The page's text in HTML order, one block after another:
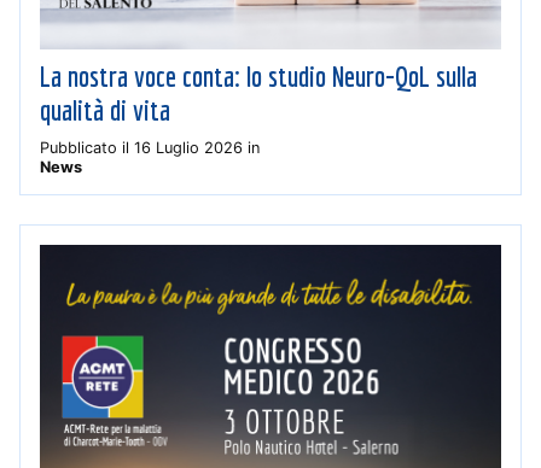
La nostra voce conta: lo studio Neuro-QoL sulla
qualità di vita
Pubblicato il 16 Luglio 2026 in
News